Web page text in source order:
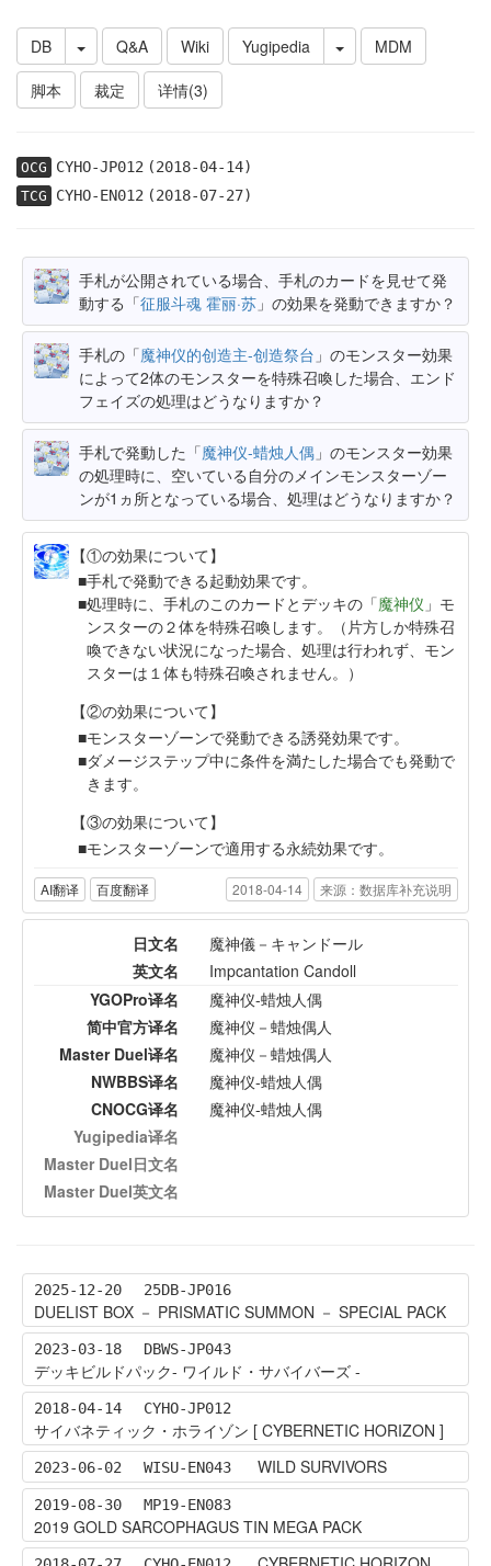
DB Q&A Wiki Yugipedia
MDM
脚本
裁定 详情(3)
OCG CYHO-JP012(2018-04-14)
TCG CYHO-EN012(2018-07-27)
手札が公開されている場合、手札のカードを見せて発
動する「征服斗魂 霍丽·苏 」の効果を発動できますか？
手札の「魔神仪的创造主-创造祭台 」のモンスター効果
によって2体のモンスターを特殊召喚した場合、エンド
フェイズの処理はどうなりますか？
手札で発動した「魔神仪-蜡烛人偶 」のモンスター効果
の処理時に、空いている自分のメインモンスターゾー
ンが1ヵ所となっている場合、処理はどうなりますか？
【①の効果について】
手札で発動できる起動効果です。
処理時に、手札のこのカードとデッキの「魔神仪 」モ
ンスターの２体を特殊召喚します。（片方しか特殊召
喚できない状況になった場合、処理は行われず、モン
スターは１体も特殊召喚されません。）
【②の効果について】
モンスターゾーンで発動できる誘発効果です。
ダメージステップ中に条件を満たした場合でも発動で
きます。
【③の効果について】
モンスターゾーンで適用する永続効果です。
AI翻译 百度翻译 2018-04-14 来源：数据库补充说明
日文名
魔神儀－キャンドール
英文名
Impcantation Candoll
YGOPro译名
魔神仪-蜡烛人偶
简中官方译名
魔神仪－蜡烛偶人
Master Duel译名
魔神仪－蜡烛偶人
NWBBS译名
魔神仪-蜡烛人偶
CNOCG译名
魔神仪-蜡烛人偶
Yugipedia译名
Master Duel日文名
Master Duel英文名
2025-12-20 25DB-JP016
DUELIST BOX － PRISMATIC SUMMON － SPECIAL PACK
2023-03-18 DBWS-JP043
デッキビルドパック- ワイルド・サバイバーズ -
2018-04-14 CYHO-JP012
サイバネティック・ホライゾン [ CYBERNETIC HORIZON ]
2023-06-02 WISU-EN043 WILD SURVIVORS
2019-08-30 MP19-EN083
2019 GOLD SARCOPHAGUS TIN MEGA PACK